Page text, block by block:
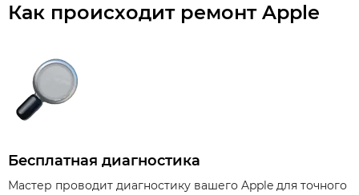
Как происходит ремонт Apple
Бесплатная диагностика
Мастер проводит диагностику вашего Apple для точного